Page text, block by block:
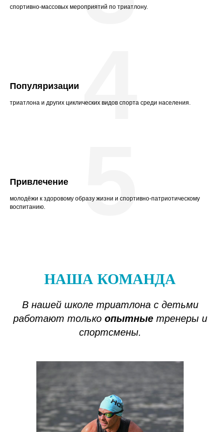
спортивно-массовых мероприятий по триатлону.
Популяризации
триатлона и других циклических видов спорта среди населения.
4
Привлечение
молодёжи к здоровому образу жизни и спортивно-патриотическому
воспитанию.
5
НАША КОМАНДА
В нашей школе триатлона с детьми
работают только опытные тренеры и
спортсмены.